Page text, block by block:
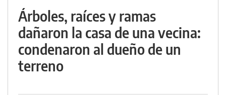
Árboles, raíces y ramas
dañaron la casa de una vecina:
condenaron al dueño de un
terreno